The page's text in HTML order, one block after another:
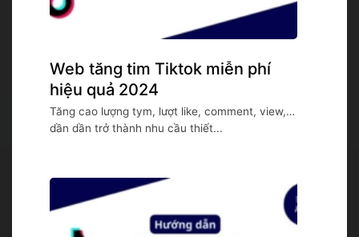
Web tăng tim Tiktok miễn phí
hiệu quả 2024
Tăng cao lượng tym, lượt like, comment, view,…
dần dần trở thành nhu cầu thiết...